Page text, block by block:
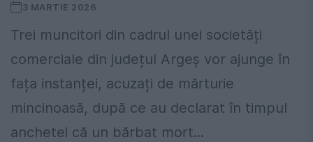
3 MARTIE 2026
Trei muncitori din cadrul unei societăți
comerciale din județul Argeș vor ajunge în
fața instanței, acuzați de mărturie
mincinoasă, după ce au declarat în timpul
anchetei că un bărbat mort...